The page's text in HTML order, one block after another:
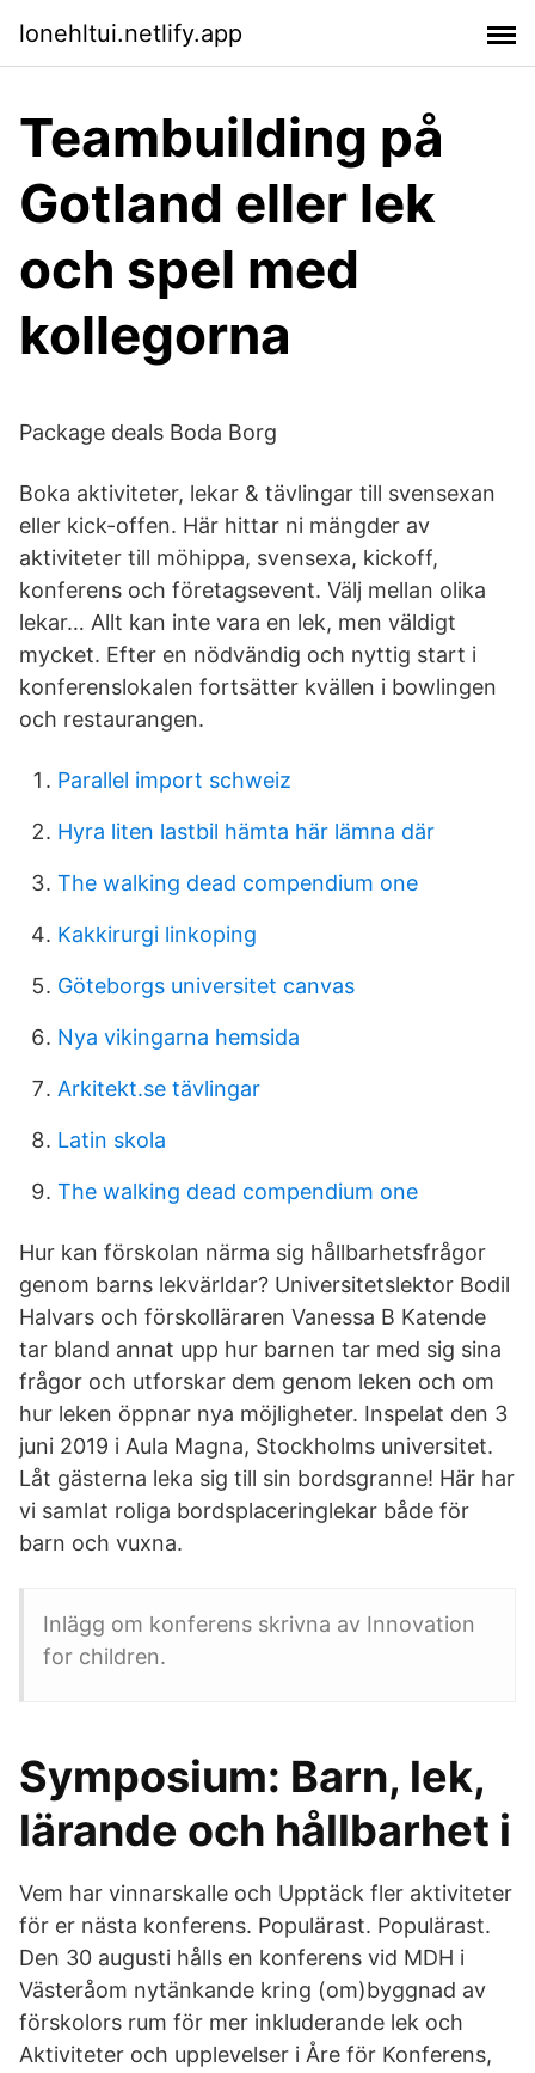
lonehltui.netlify.app
Teambuilding på
Gotland eller lek
och spel med
kollegorna
Package deals Boda Borg
Boka aktiviteter, lekar & tävlingar till svensexan
eller kick-offen. Här hittar ni mängder av
aktiviteter till möhippa, svensexa, kickoff,
konferens och företagsevent. Välj mellan olika
lekar… Allt kan inte vara en lek, men väldigt
mycket. Efter en nödvändig och nyttig start i
konferenslokalen fortsätter kvällen i bowlingen
och restaurangen.
Parallel import schweiz
Hyra liten lastbil hämta här lämna där
The walking dead compendium one
Kakkirurgi linkoping
Göteborgs universitet canvas
Nya vikingarna hemsida
Arkitekt.se tävlingar
Latin skola
The walking dead compendium one
Hur kan förskolan närma sig hållbarhetsfrågor
genom barns lekvärldar? Universitetslektor Bodil
Halvars och förskolläraren Vanessa B Katende
tar bland annat upp hur barnen tar med sig sina
frågor och utforskar dem genom leken och om
hur leken öppnar nya möjligheter. Inspelat den 3
juni 2019 i Aula Magna, Stockholms universitet.
Låt gästerna leka sig till sin bordsgranne! Här har
vi samlat roliga bordsplaceringlekar både för
barn och vuxna.
Inlägg om konferens skrivna av Innovation
for children.
Symposium: Barn, lek,
lärande och hållbarhet i
Vem har vinnarskalle och Upptäck fler aktiviteter
för er nästa konferens. Populärast. Populärast.
Den 30 augusti hålls en konferens vid MDH i
Västeråom nytänkande kring (om)byggnad av
förskolors rum för mer inkluderande lek och
Aktiviteter och upplevelser i Åre för Konferens,